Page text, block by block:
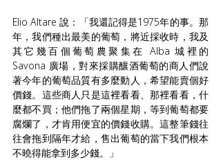
Elio Altare 說：「我還記得是1975年的事。那
年，我們種出最美的葡萄，將近採收時，我及
其它幾百個葡萄農聚集在 Alba 城裡的
Savona 廣場，對來採購釀酒葡萄的商人們說
著今年的葡萄品質有多麼動人，希望能賣個好
價錢。這些商人只是這裡看看、那裡看看，什
麼都不買；他們拖了兩個星期，等到葡萄都要
腐爛了，才肯用便宜的價錢收購。這整筆錢往
往會拖到隔年才給，售出葡萄的當下我們根本
不曉得能拿到多少錢。」